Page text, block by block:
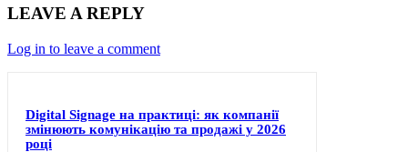
LEAVE A REPLY
Log in to leave a comment
Digital Signage на практиці: як компанії
змінюють комунікацію та продажі у 2026
році